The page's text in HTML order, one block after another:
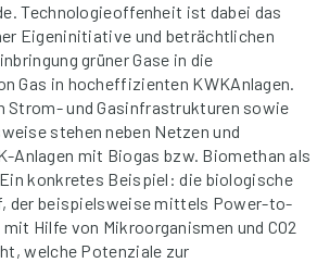
Technologieoffenheit ist dabei das
Eigeninitiative und beträchtlichen
grüner Gase in die
Gas in hocheffizienten KWKAnlagen.
Strom- und Gasinfrastrukturen sowie
stehen neben Netzen und
Anlagen mit Biogas bzw. Biomethan als
konkretes Beispiel: die biologische
der beispielsweise mittels Power-to-
Hilfe von Mikroorganismen und CO2
welche Potenziale zur